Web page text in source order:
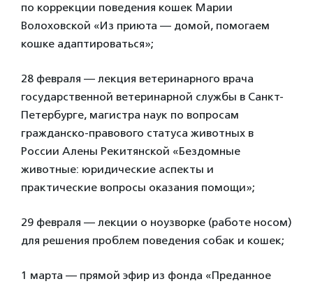
по коррекции поведения кошек Марии
Волоховской «Из приюта — домой, помогаем
кошке адаптироваться»;
28 февраля — лекция ветеринарного врача
государственной ветеринарной службы в Санкт-
Петербурге, магистра наук по вопросам
гражданско-правового статуса животных в
России Алены Рекитянской «Бездомные
животные: юридические аспекты и
практические вопросы оказания помощи»;
29 февраля — лекции о ноузворке (работе носом)
для решения проблем поведения собак и кошек;
1 марта — прямой эфир из фонда «Преданное